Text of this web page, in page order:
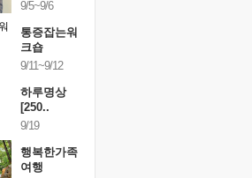
9/5~9/6
통증잡는워
크숍
9/11~9/12
하루명상
[250..
9/19
행복한가족
여행